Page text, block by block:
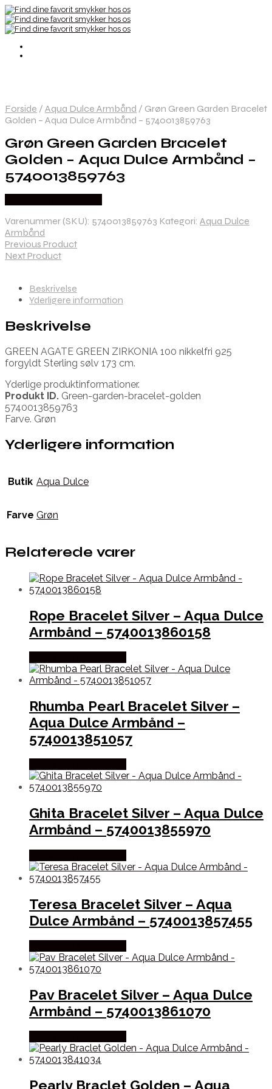
Forside / Aqua Dulce Armbånd / Grøn Green Garden Bracelet
Golden – Aqua Dulce Armbånd – 5740013859763
Grøn Green Garden Bracelet
Golden – Aqua Dulce Armbånd –
5740013859763
Varenummer (SKU): 5740013859763 Kategori: Aqua Dulce
Armbånd
Previous Product
Next Product
Beskrivelse
Yderligere information
Beskrivelse
GREEN AGATE GREEN ZIRKONIA 100 nikkelfri 925
forgyldt Sterling sølv 173 cm.
Yderlige produktinformationer.
Produkt ID. Green-garden-bracelet-golden
5740013859763
Farve. Grøn
Yderligere information
Butik Aqua Dulce
Farve Grøn
Relaterede varer
Rope Bracelet Silver – Aqua Dulce
Armbånd – 5740013860158
Rhumba Pearl Bracelet Silver –
Aqua Dulce Armbånd –
5740013851057
Ghita Bracelet Silver – Aqua Dulce
Armbånd – 5740013855970
Teresa Bracelet Silver – Aqua
Dulce Armbånd – 5740013857455
Pav Bracelet Silver – Aqua Dulce
Armbånd – 5740013861070
Pearly Braclet Golden – Aqua